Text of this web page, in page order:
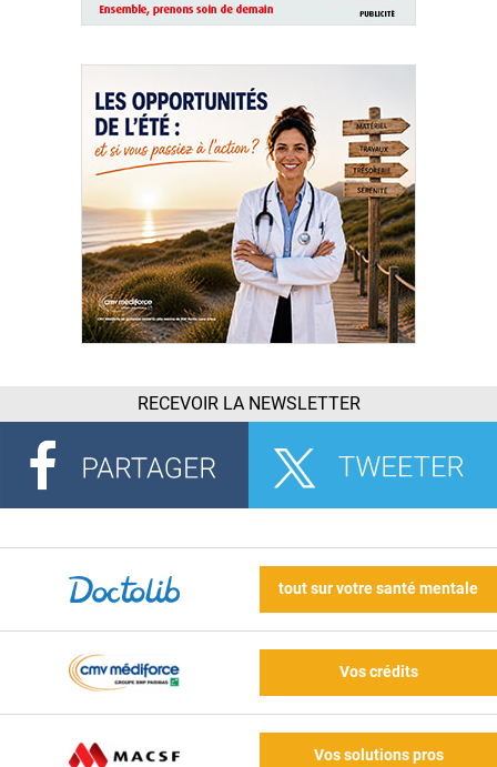
RECEVOIR LA NEWSLETTER
tout sur votre santé mentale
Vos crédits
Vos solutions pros